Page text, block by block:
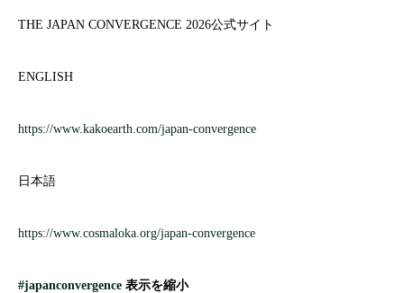
THE JAPAN CONVERGENCE 2026公式サイト
ENGLISH
https://www.kakoearth.com/japan-convergence
日本語
https://www.cosmaloka.org/japan-convergence
#japanconvergence 表示を縮小